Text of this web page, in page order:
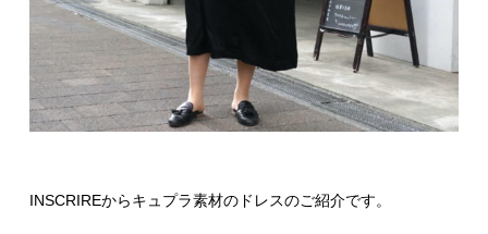
INSCRIREからキュプラ素材のドレスのご紹介です。